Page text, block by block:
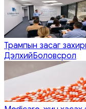
Трампын засаг
ДэлхийБоловсрол